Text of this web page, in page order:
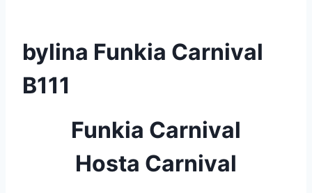
bylina Funkia Carnival
B111
Funkia Carnival
Hosta Carnival